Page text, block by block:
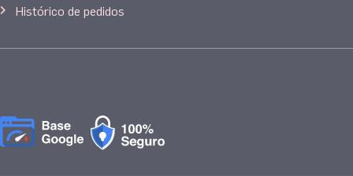
Histórico de pedidos